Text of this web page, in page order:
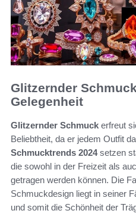
Glitzernder
Gelegenheit
Glitzernder Schmuck erfreut
Beliebtheit, da er jedem Outfit
Schmucktrends 2024setzen
die sowohl in der Freizeit als
getragen werden können. Die
Schmuckdesign liegt in seiner
und somit die Schönheit der